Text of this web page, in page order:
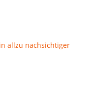
allzu nachsichtiger